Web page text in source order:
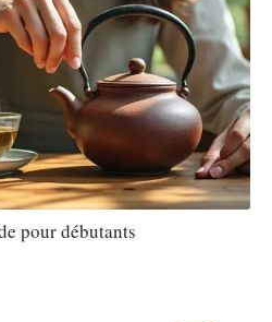
pour débutants